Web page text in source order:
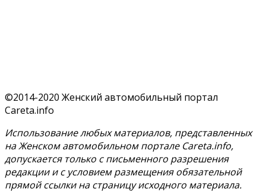
©2014-2020 Женский автомобильный портал
Careta.info
Использование любых материалов, представленных
на Женском автомобильном портале Careta.info,
допускается только с письменного разрешения
редакции и с условием размещения обязательной
прямой ссылки на страницу исходного материала.